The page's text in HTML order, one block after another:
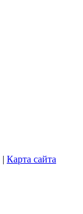
| Карта сайта